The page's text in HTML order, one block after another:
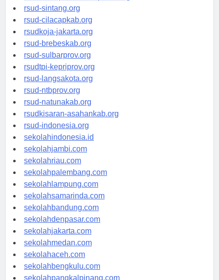
rsudrtnotopuro-sidoarjokab.org
rsud-sintang.org
rsud-cilacapkab.org
rsudkoja-jakarta.org
rsud-brebeskab.org
rsud-sulbarprov.org
rsudtpi-kepriprov.org
rsud-langsakota.org
rsud-ntbprov.org
rsud-natunakab.org
rsudkisaran-asahankab.org
rsud-indonesia.org
sekolahindonesia.id
sekolahjambi.com
sekolahriau.com
sekolahpalembang.com
sekolahlampung.com
sekolahsamarinda.com
sekolahbandung.com
sekolahdenpasar.com
sekolahjakarta.com
sekolahmedan.com
sekolahaceh.com
sekolahbengkulu.com